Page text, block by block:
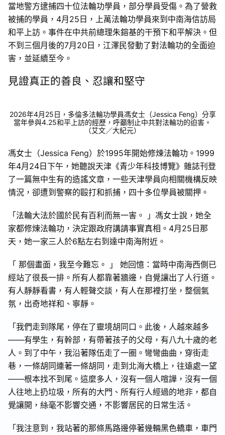
當地警方逮捕四十位法輪功學員，部分學員受傷。為了營救
被捕的學員，4月25日，上萬法輪功學員來到中南海信訪局
和平上訪。事件在中共前總理朱鎔基的干預下和平解決。但
不到三個月後的7月20日，江澤民發動了對法輪功的全面迫
害，並延續至今。
見證真正的善良、忍讓和堅守
2026年4月25日，多倫多法輪功學員馮女士（Jessica Feng）分享
當年參與4.25和平上訪的經歷，呼籲制止中共對法輪功的迫害。
（艾文／大紀元）
馮女士（Jessica Feng）於1995年開始修煉法輪功。1999
年4月24日下午，她聽說天津《青少年科技博覽》雜誌刊登
了一篇無中生有的造謠文章，一些天津學員向相關機構反映
情況，卻遭到警察的毆打和抓捕，四十多位學員被關押。
「法輪大法於國於民有百利而無一害。 」馮女士說，她全
家都修煉法輪功，決定跟政府講請事實真相。4月25日那
天，她一家三人於6點左右到達中南海附近。
「 那個畫面，我至今難忘。 」 她回憶：當時中南海西側已
經站了很長一排。所有⼈都靠著牆邊，自覺讓出了人行道。
有人靜靜看書，有人輕聲交談，有人在那裡打坐，整個氣
氛，出奇地祥和、寧靜。
「我們走到隊尾，停在了靈境胡同口。此後，人越來越多
——有學生，有幹部，有帶著孩子的父母，有八九十歲的老
人。到了中午，我沿著隊伍走了一圈。彎彎曲曲，穿街走
巷，一條胡同連著一條胡同，走到北海大橋上，往遠處一望
——根本找不到尾。這麼多人，沒有一個人喧譁，沒有一個
人往地上扔垃圾，所有的大門、所有行人經過的地非，都自
覺讓開，絲毫不影響交通，不影響居民的日常生活。
「我注意到，我站著的那條馬路邊停著幾輛黑色轎車，車門